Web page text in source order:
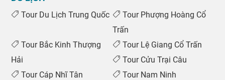
Tour Du Lịch Trung Quốc
Tour Phượng Hoàng Cổ
Trấn
Tour Bắc Kinh Thượng
Hải
Tour Lệ Giang Cổ Trấn
Tour Cửu Trại Câu
Tour Cáp Nhĩ Tân
Tour Nam Ninh